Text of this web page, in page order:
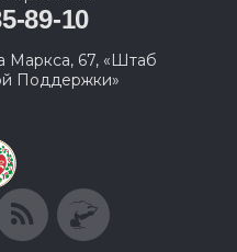
89-10
Маркса, 67, «Штаб
Поддержки»